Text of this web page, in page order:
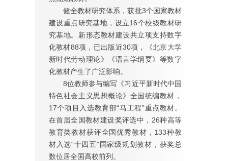
健全教材研究体系，获批3个国家教材
建设重点研究基地，设立16个校级教材研
究基地。新形态教材建设共立项支持数字
化教材88项，已出版近30项，《北京大学
新时代劳动理论》《语言学纲要》等数字
化教材产生了广泛影响。
8位教师参与编写《习近平新时代中国
特色社会主义思想概论》全国统编教材，
17个项目入选教育部“马工程”重点教材。
在首届全国教材建设奖评选中，26种高等
教育类教材获评全国优秀教材，133种教
材入选“十四五”国家级规划教材，获奖总
数位居全国高校前列。